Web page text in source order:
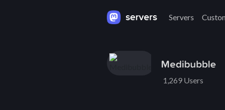
servers Servers
Medibubble
1,269 Users